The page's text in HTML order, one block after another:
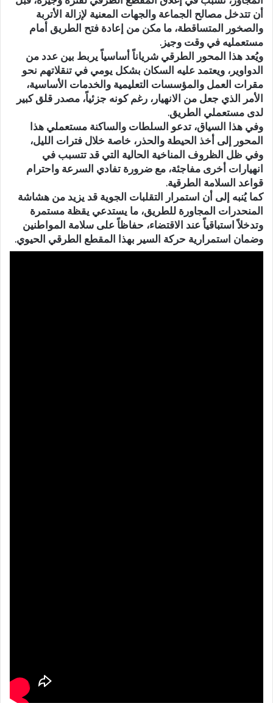
أن تتدخل مصالح الجماعة والجهات المعنية لإزالة الأتربة
والصخور المتساقطة، ما مكن من إعادة فتح الطريق أمام
مستعمليه في وقت وجيز.
ويُعد هذا المحور الطرقي شرياناً أساسياً يربط بين عدد من
الدواوير، ويعتمد عليه السكان بشكل يومي في تنقلاتهم نحو
مقرات العمل والمؤسسات التعليمية والخدمات الأساسية،
الأمر الذي جعل من الانهيار، رغم كونه جزئياً، مصدر قلق كبير
لدى مستعملي الطريق.
وفي هذا السياق، تدعو السلطات والساكنة مستعملي هذا
المحور إلى أخذ الحيطة والحذر، خاصة خلال فترات الليل،
وفي ظل الظروف المناخية الحالية التي قد تتسبب في
انهيارات أخرى مفاجئة، مع ضرورة تفادي السرعة واحترام
قواعد السلامة الطرقية.
كما يُنبه إلى أن استمرار التقلبات الجوية قد يزيد من هشاشة
المنحدرات المجاورة للطريق، ما يستدعي يقظة مستمرة
وتدخلاً استباقياً عند الاقتضاء، حفاظاً على سلامة المواطنين
وضمان استمرارية حركة السير بهذا المقطع الطرقي الحيوي.